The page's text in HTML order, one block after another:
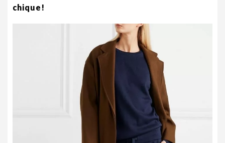
chique!